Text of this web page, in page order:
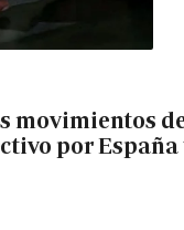
movimientos
por España